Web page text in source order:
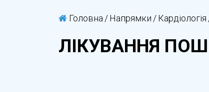
Головна /Напрямки /Кардіологія
ЛІКУВАННЯ